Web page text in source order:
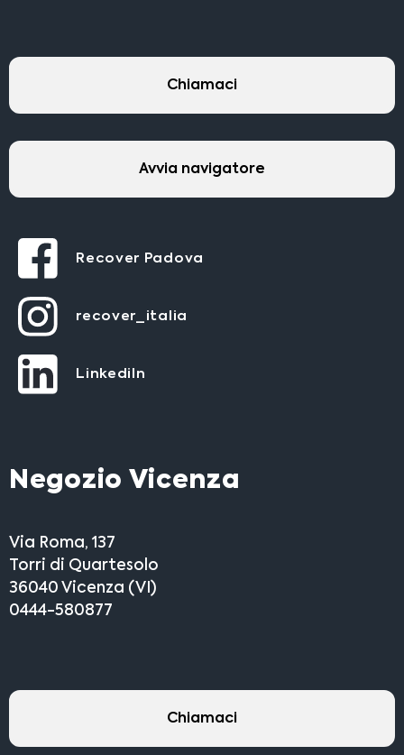
Chiamaci
Avvia navigatore
Recover Padova
recover_italia
LinkediIn
Negozio Vicenza
Via Roma, 137
Torri di Quartesolo
36040 Vicenza (VI)
0444-580877
Chiamaci